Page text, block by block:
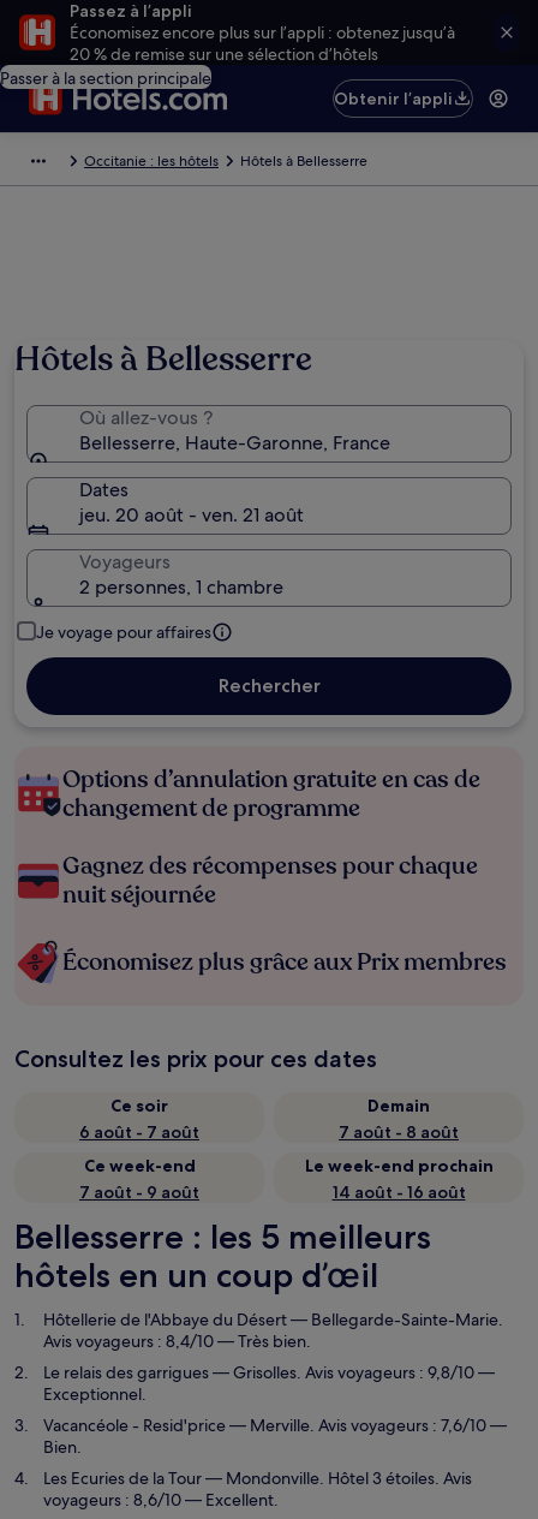
Passez à l’appli
Économisez encore plus sur l’appli : obtenez jusqu’à
20 % de remise sur une sélection d’hôtels
Passer à la section principale
Obtenir l’appli
Occitanie : les hôtels Hôtels à Bellesserre
Hôtels à Bellesserre
Où allez-vous ?
Bellesserre, Haute-Garonne, France
Dates
jeu. 20 août - ven. 21 août
Voyageurs
2 personnes, 1 chambre
Je voyage pour affaires
Rechercher
Options d’annulation gratuite en cas de
changement de programme
Gagnez des récompenses pour chaque
nuit séjournée
Économisez plus grâce aux Prix membres
Consultez les prix pour ces dates
Ce soir
6 août - 7 août
Demain
7 août - 8 août
Ce week-end
7 août - 9 août
Le week-end prochain
14 août - 16 août
Bellesserre : les 5 meilleurs
hôtels en un coup d’œil
Hôtellerie de l'Abbaye du Désert— Bellegarde-Sainte-Marie.
Avis voyageurs : 8,4/10 — Très bien.
Le relais des garrigues— Grisolles. Avis voyageurs : 9,8/10 —
Exceptionnel.
Vacancéole - Resid'price— Merville. Avis voyageurs : 7,6/10 —
Bien.
Les Ecuries de la Tour— Mondonville. Hôtel 3 étoiles. Avis
voyageurs : 8,6/10 — Excellent.